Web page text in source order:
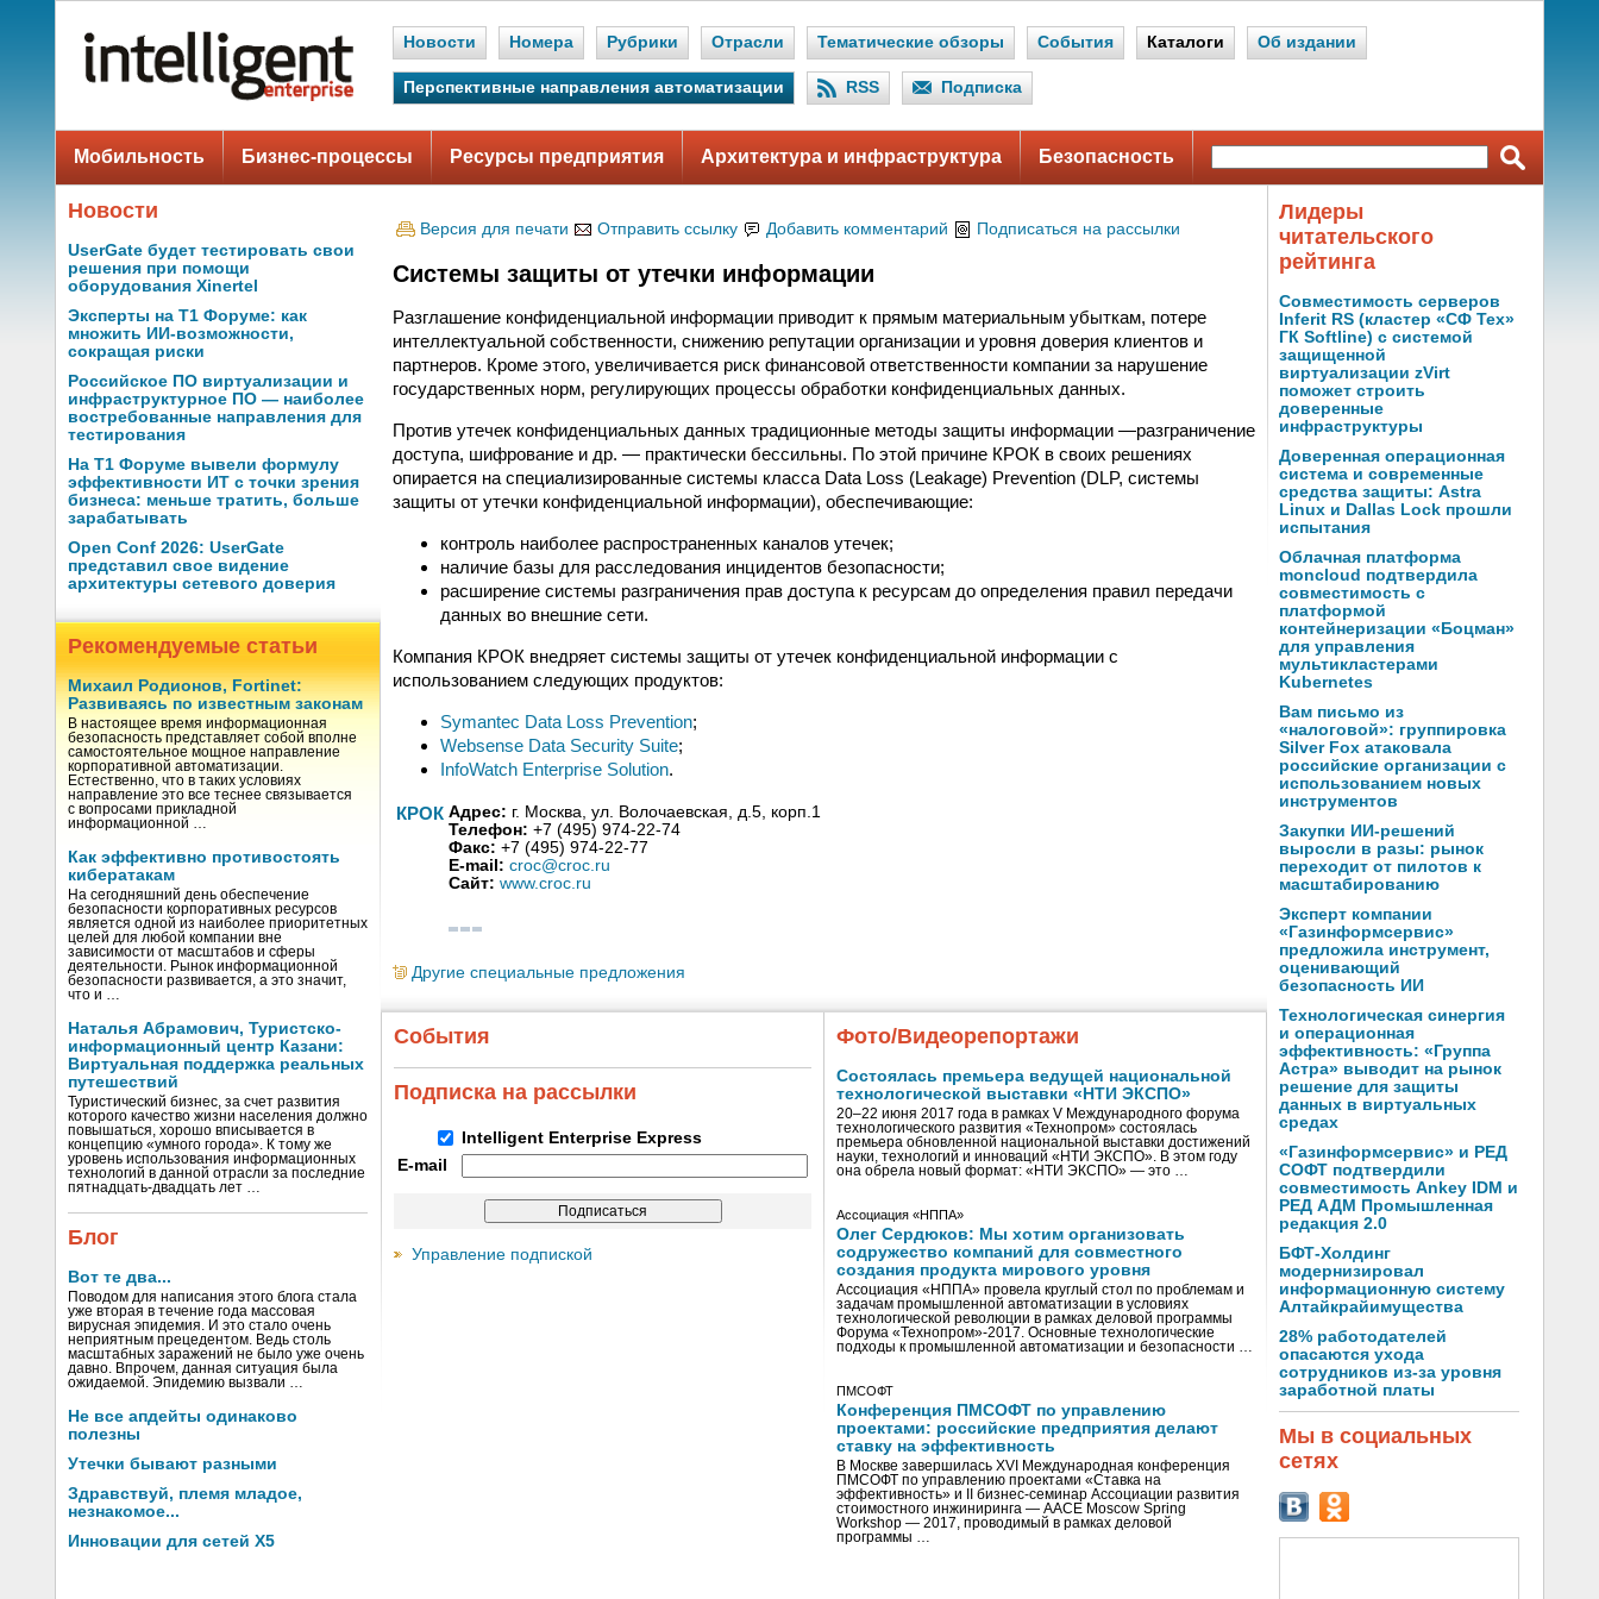
Новости Номера Рубрики Отрасли Тематические обзоры События Каталоги Об издании
Перспективные направления автоматизации RSS Подписка
Мобильность Бизнес-процессы Ресурсы предприятия Архитектура и инфраструктура Безопасность
Новости
UserGate будет тестировать свои
решения при помощи
оборудования Xinertel
Эксперты на Т1 Форуме: как
множить ИИ-возможности,
сокращая риски
Российское ПО виртуализации и
инфраструктурное ПО — наиболее
востребованные направления для
тестирования
На Т1 Форуме вывели формулу
эффективности ИТ с точки зрения
бизнеса: меньше тратить, больше
зарабатывать
Open Conf 2026: UserGate
представил свое видение
архитектуры сетевого доверия
Рекомендуемые статьи
Михаил Родионов, Fortinet:
Развиваясь по известным законам
В настоящее время информационная
безопасность представляет собой вполне
самостоятельное мощное направление
корпоративной автоматизации.
Естественно, что в таких условиях
направление это все теснее связывается
с вопросами прикладной
информационной …
Как эффективно противостоять
кибератакам
На сегодняшний день обеспечение
безопасности корпоративных ресурсов
является одной из наиболее приоритетных
целей для любой компании вне
зависимости от масштабов и сферы
деятельности. Рынок информационной
безопасности развивается, а это значит,
что и …
Наталья Абрамович, Туристско-
информационный центр Казани:
Виртуальная поддержка реальных
путешествий
Туристический бизнес, за счет развития
которого качество жизни населения должно
повышаться, хорошо вписывается в
концепцию «умного города». К тому же
уровень использования информационных
технологий в данной отрасли за последние
пятнадцать-двадцать лет …
Блог
Вот те два...
Поводом для написания этого блога стала
уже вторая в течение года массовая
вирусная эпидемия. И это стало очень
неприятным прецедентом. Ведь столь
масштабных заражений не было уже очень
давно. Впрочем, данная ситуация была
ожидаемой. Эпидемию вызвали …
Не все апдейты одинаково
полезны
Утечки бывают разными
Здравствуй, племя младое,
незнакомое...
Инновации для сетей X5
Версия для печати Отправить ссылку Добавить комментарий Подписаться на рассылки
Системы защиты от утечки информации
Разглашение конфиденциальной информации приводит к прямым материальным убыткам, потере
интеллектуальной собственности, снижению репутации организации и уровня доверия клиентов и
партнеров. Кроме этого, увеличивается риск финансовой ответственности компании за нарушение
государственных норм, регулирующих процессы обработки конфиденциальных данных.
Против утечек конфиденциальных данных традиционные методы защиты информации —разграничение
доступа, шифрование и др. — практически бессильны. По этой причине КРОК в своих решениях
опирается на специализированные системы класса Data Loss (Leakage) Prevention (DLP, системы
защиты от утечки конфиденциальной информации), обеспечивающие:
контроль наиболее распространенных каналов утечек;
наличие базы для расследования инцидентов безопасности;
расширение системы разграничения прав доступа к ресурсам до определения правил передачи
данных во внешние сети.
Компания КРОК внедряет системы защиты от утечек конфиденциальной информации с
использованием следующих продуктов:
Symantec Data Loss Prevention;
Websense Data Security Suite;
InfoWatch Enterprise Solution.
КРОК Адрес: г. Москва, ул. Волочаевская, д.5, корп.1
Телефон: +7 (495) 974-22-74
Факс: +7 (495) 974-22-77
E-mail: croc@croc.ru
Сайт: www.croc.ru
Другие специальные предложения
События
Подписка на рассылки
Intelligent Enterprise Express
E-mail
Управление подпиской
Фото/Видеорепортажи
Состоялась премьера ведущей национальной
технологической выставки «НТИ ЭКСПО»
20–22 июня 2017 года в рамках V Международного форума
технологического развития «Технопром» состоялась
премьера обновленной национальной выставки достижений
науки, технологий и инноваций «НТИ ЭКСПО». В этом году
она обрела новый формат: «НТИ ЭКСПО» — это …
Ассоциация «НППА»
Олег Сердюков: Мы хотим организовать
содружество компаний для совместного
создания продукта мирового уровня
Ассоциация «НППА» провела круглый стол по проблемам и
задачам промышленной автоматизации в условиях
технологической революции в рамках деловой программы
Форума «Технопром»-2017. Основные технологические
подходы к промышленной автоматизации и безопасности …
ПМСОФТ
Конференция ПМСОФТ по управлению
проектами: российские предприятия делают
ставку на эффективность
В Москве завершилась XVI Международная конференция
ПМСОФТ по управлению проектами «Ставка на
эффективность» и II бизнес-семинар Ассоциации развития
стоимостного инжиниринга — AACE Moscow Spring
Workshop — 2017, проводимый в рамках деловой
программы …
Лидеры
читательского
рейтинга
Совместимость серверов
Inferit RS (кластер «СФ Тех»
ГК Softline) с системой
защищенной
виртуализации zVirt
поможет строить
доверенные
инфраструктуры
Доверенная операционная
система и современные
средства защиты: Astra
Linux и Dallas Lock прошли
испытания
Облачная платформа
moncloud подтвердила
совместимость с
платформой
контейнеризации «Боцман»
для управления
мультикластерами
Kubernetes
Вам письмо из
«налоговой»: группировка
Silver Fox атаковала
российские организации с
использованием новых
инструментов
Закупки ИИ-решений
выросли в разы: рынок
переходит от пилотов к
масштабированию
Эксперт компании
«Газинформсервис»
предложила инструмент,
оценивающий
безопасность ИИ
Технологическая синергия
и операционная
эффективность: «Группа
Астра» выводит на рынок
решение для защиты
данных в виртуальных
средах
«Газинформсервис» и РЕД
СОФТ подтвердили
совместимость Ankey IDM и
РЕД АДМ Промышленная
редакция 2.0
БФТ-Холдинг
модернизировал
информационную систему
Алтайкрайимущества
28% работодателей
опасаются ухода
сотрудников из-за уровня
заработной платы
Мы в социальных
сетях